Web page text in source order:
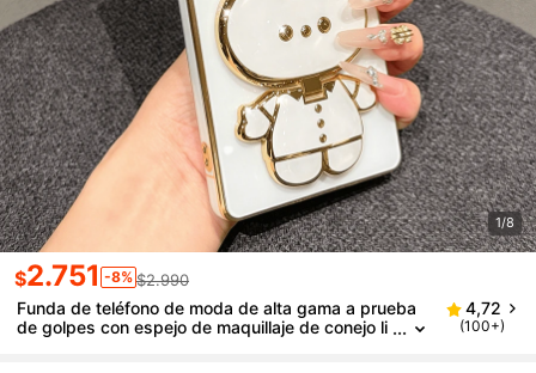
1/8
$2.751 -8% $2.990
Funda de teléfono de moda de alta gama a prueba
de golpes con espejo de maquillaje de conejo li
4,72
(100+)